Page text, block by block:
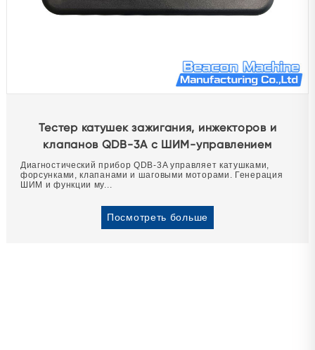
Диагностическое оборудование
Тестер катушек зажигания, инжекторов и
клапанов QDB-3A с ШИМ-управлением
Диагностический прибор QDB-3A управляет катушками,
форсунками, клапанами и шаговыми моторами. Генерация
ШИМ и функции му...
Посмотреть больше